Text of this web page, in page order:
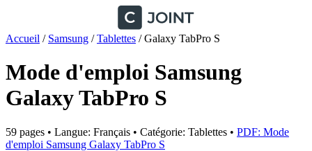
Accueil / Samsung / Tablettes / Galaxy TabPro S
Mode d'emploi Samsung
Galaxy TabPro S
59 pages • Langue: Français • Catégorie: Tablettes • PDF: Mode
d'emploi Samsung Galaxy TabPro S